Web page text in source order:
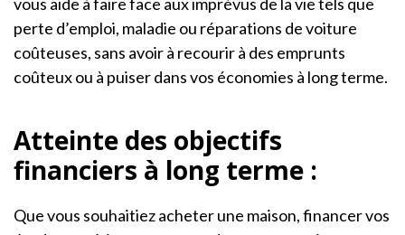
perte d’emploi, maladie ou réparations de voiture
coûteuses, sans avoir à recourir à des emprunts
coûteux ou à puiser dans vos économies à long terme.
Atteinte des objectifs
financiers à long terme :
Que vous souhaitiez acheter une maison, financer vos